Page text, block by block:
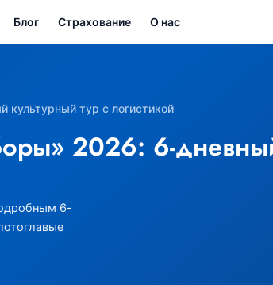
Блог Страхование О нас
тур с логистикой
2026: 6-
6-